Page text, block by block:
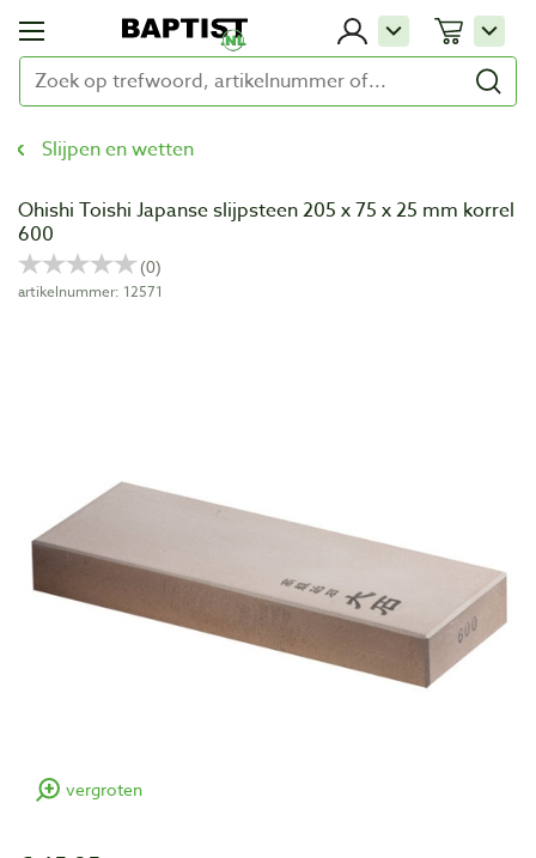
Slijpen en wetten
Ohishi Toishi Japanse slijpsteen 205 x 75 x 25 mm korrel
600
artikelnummer: 12571
vergroten